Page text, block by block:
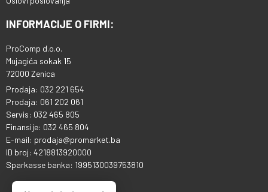
INFORMACIJE O FIRMI:
ProComp d.o.o.
Mujagića sokak 15
72000 Zenica
Prodaja: 032 221 654
Prodaja: 061 202 061
Servis: 032 465 805
Finansije: 032 465 804
E-mail: prodaja@promarket.ba
ID broj: 4218813920000
Sparkasse banka: 1995130039753810